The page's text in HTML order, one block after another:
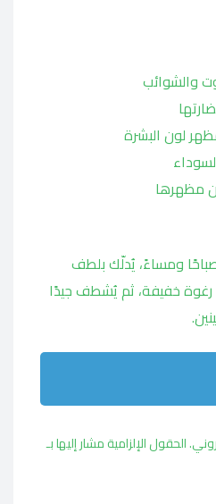
والشوائب
لون البشرة
مظهرها
ومساءً، يُدلّك بلطف
رغوة خفيفة، ثم يُشطف جيدًا
الحقول الإلزامية مشار إليها بـ